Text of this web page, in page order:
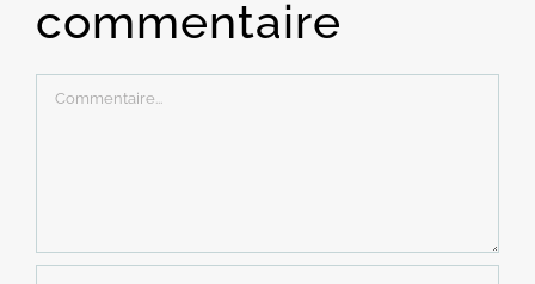
commentaire
Commentaire